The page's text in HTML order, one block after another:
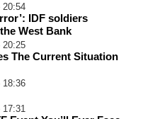
20:54
IDF soldiers
West Bank
20:25
The Current Situation
18:36
17:31